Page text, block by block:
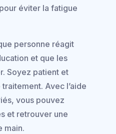
éviter la fatigue
personne réagit
et que les
Soyez patient et
Avec l’aide
vous pouvez
et retrouver une
main.